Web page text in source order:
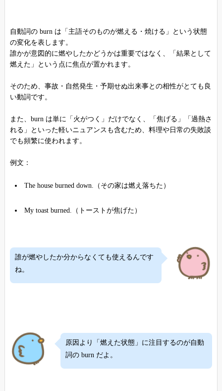
自動詞の burn は「主語そのものが燃える・焼ける」という状態
の変化を表します。
誰かが意図的に燃やしたかどうかは重要ではなく、「結果として
燃えた」という点に焦点が置かれます。
そのため、事故・自然発生・予期せぬ出来事との相性がとても良
い動詞です。
また、burn は単に「火がつく」だけでなく、「焦げる」「過熱さ
れる」といった軽いニュアンスも含むため、料理や日常の失敗談
でも頻繁に使われます。
例文：
The house burned down.（その家は燃え落ちた）
My toast burned.（トーストが焦げた）
誰が燃やしたか分からなくても使えるんです
ね。
原因より「燃えた状態」に注目するのが自動
詞の burn だよ。